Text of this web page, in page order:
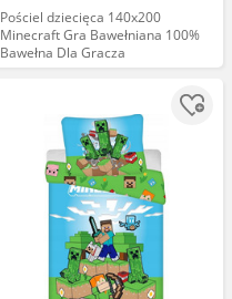
Pościel dziecięca 140x200
Minecraft Gra Bawełniana 100%
Bawełna Dla Gracza